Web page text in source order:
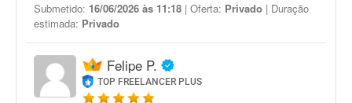
Submetido: 16/06/2026 às 11:18 | Oferta: Privado | Duração
estimada: Privado
Felipe P.
TOP FREELANCER PLUS